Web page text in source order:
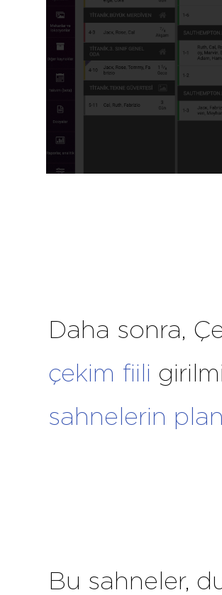
Daha sonra,
çekim fiili
sahnelerin
Bu sahneler,